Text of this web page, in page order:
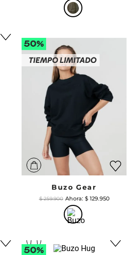
Buzo Gear
$ 259.900 $ 129.950